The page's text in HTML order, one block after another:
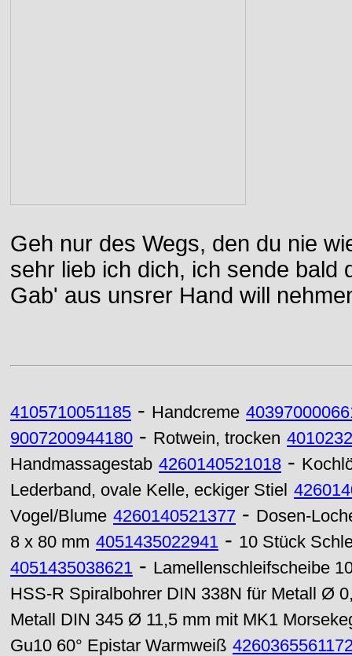
Geh nur des Wegs, den du nie
sehr lieb ich dich, ich sende bald
Gab' aus unsrer Hand will
4105710051185 - Handcreme
9007200944180 - Rotwein, trocken
Handmassagestab 4260140521018 -
Lederband, ovale Kelle, eckiger Stiel
Vogel/Blume 4260140521377 - Dosen-
8 x 80 mm 4051435022941 - 10 Stück
4051435038621 - Lamellenschleifscheibe
HSS-R Spiralbohrer DIN 338N für Metall Ø
Metall DIN 345 Ø 11,5 mm mit MK1
Gu10 60° Epistar Warmweiß